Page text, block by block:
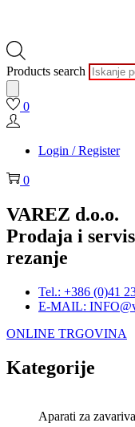
Products search
0
Login / Register
0
VAREZ d.o.o.
Prodaja i
rezanje
Tel.: +386 (0)41
E-MAIL:
ONLINE TRGOVINA
Kategorije
Aparati za